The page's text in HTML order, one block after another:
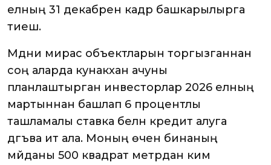
елның 31 декабренә кадәр башкарылырга
тиеш.
Мәдәни мирас объектларын торгызганнан
соң аларда кунакханә ачуны
планлаштырган инвесторлар 2026 елның
мартыннан башлап 6 процентлы
ташламалы ставка белән кредит алуга
дәгъва итә ала. Моның өчен бинаның
мәйданы 500 квадрат метрдан ким